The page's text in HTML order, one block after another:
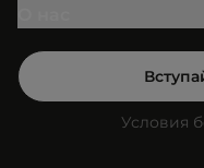
Условия